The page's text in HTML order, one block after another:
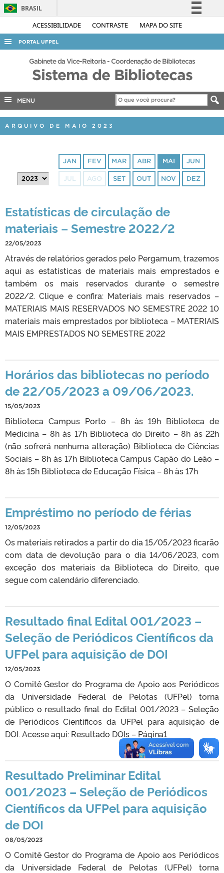
ACESSIBILIDADE CONTRASTE MAPA DO SITE
BRASIL
Simplifique!
Acesso à informação
Canais
PORTAL UFPEL
ACESSO À INFORMAÇÃO
AUDITORIA
COBALTO
CONCURSOS
EDITAIS
PORTARIAS
Gabinete da Vice-Reitoria - Coordenação de Bibliotecas
Sistema de Bibliotecas
MENU
ARQUIVO DE MAIO 2023
JAN FEV MAR ABR MAI JUN
JUL AGO SET OUT NOV DEZ
Estatísticas de circulação de
materiais – Semestre 2022/2
22/05/2023
Através de relatórios gerados pelo Pergamum, trazemos
aqui as estatísticas de materiais mais emprestados e
também os mais reservados durante o semestre
2022/2. Clique e confira: Materiais mais reservados –
MATERIAIS MAIS RESERVADOS NO SEMESTRE 2022 10
materiais mais emprestados por biblioteca – MATERIAIS
MAIS EMPRESTADOS NO SEMESTRE 2022
Horários das bibliotecas no período
de 22/05/2023 a 09/06/2023.
15/05/2023
Biblioteca Campus Porto – 8h às 19h Biblioteca de
Medicina – 8h às 17h Biblioteca do Direito – 8h às 22h
(não sofrerá nenhuma alteração) Biblioteca de Ciências
Sociais – 8h às 17h Biblioteca Campus Capão do Leão –
8h às 15h Biblioteca de Educação Física – 8h às 17h
Empréstimo no período de férias
12/05/2023
Os materiais retirados a partir do dia 15/05/2023 ficarão
com data de devolução para o dia 14/06/2023, com
exceção dos materiais da Biblioteca do Direito, que
segue com calendário diferenciado.
Resultado final Edital 001/2023 –
Seleção de Periódicos Científicos da
UFPel para aquisição de DOI
12/05/2023
O Comitê Gestor do Programa de Apoio aos Periódicos
da Universidade Federal de Pelotas (UFPel) torna
público o resultado final do Edital 001/2023 – Seleção
de Periódicos Científicos da UFPel para aquisição de
DOI. Acesse aqui: Resultado DOIs – Página1
Resultado Preliminar Edital
001/2023 – Seleção de Periódicos
Científicos da UFPel para aquisição
de DOI
08/05/2023
O Comitê Gestor do Programa de Apoio aos Periódicos
da Universidade Federal de Pelotas (UFPel) torna